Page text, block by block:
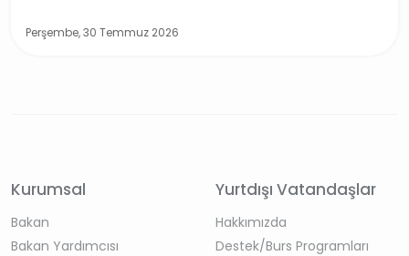
Perşembe, 30 Temmuz 2026
Kurumsal
Bakan
Bakan Yardımcısı
Yurtdışı Vatandaşlar
Hakkımızda
Destek/Burs Programları